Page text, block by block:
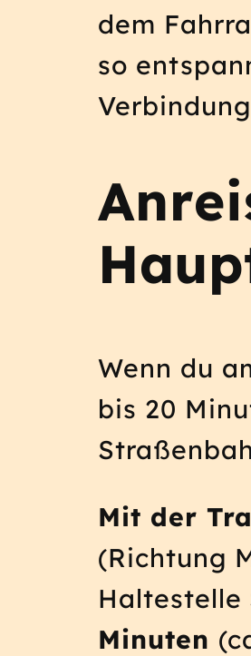
dem
so
Wenn du
bis 20
Mit der
(Richtung
Haltestelle
Minuten